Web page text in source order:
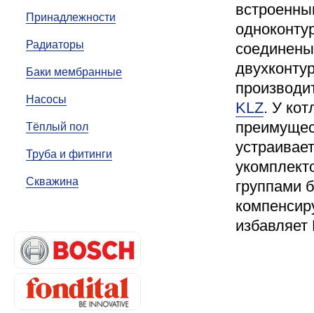
Принадлежности
Радиаторы
Баки мембранные
Насосы
Тёплый пол
Труба и фитинги
Скважина
KLZ. У
группами